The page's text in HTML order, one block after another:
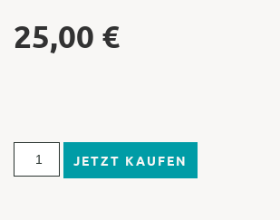
25,00 €
JETZT KAUFEN